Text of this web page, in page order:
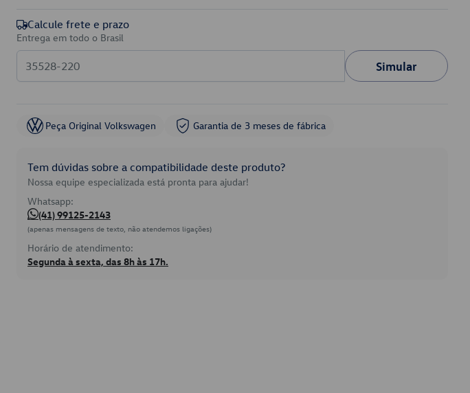
Calcule frete e prazo
Entrega em todo o Brasil
Simular
Peça Original Volkswagen Garantia de 3 meses de fábrica
Tem dúvidas sobre a compatibilidade deste produto?
Nossa equipe especializada está pronta para ajudar!
Whatsapp:
(41) 99125-2143
(apenas mensagens de texto, não atendemos ligações)
Horário de atendimento:
Segunda à sexta, das 8h às 17h.